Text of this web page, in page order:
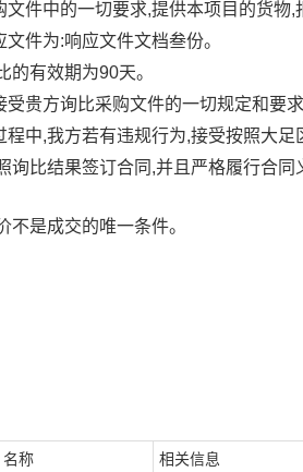
文件中的一切要求,提供本项目的货物
件为:响应文件文档叁份。
的有效期为90天。
受贵方询比采购文件的一切规定和要
程中,我方若有违规行为,接受按照大
询比结果签订合同,并且严格履行合
不是成交的唯一条件。
名称 相关信息